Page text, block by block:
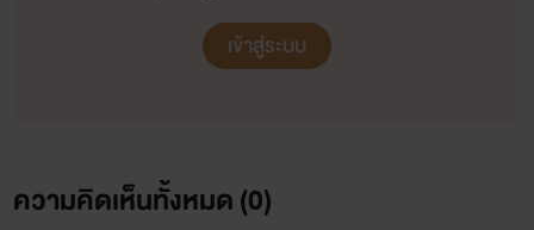
ขึ้นรูดลงอย่างเมามัน เรตะ:ระรุ่นพี่!!ผมจะอะ...ออกแล้ว...อ๊าาาา
พรวด!! ฮาโตะ:หยิบเจลมาเทใส่มือและก้นของเรตะ เรตะ:ระ...รุ่น
ไม่น่ารักฉันจะทำสัก10รอบ เรตะ:รุ่นพี่ผะ...ผมขอโทดคับ
เข้าสู่ระบบ
ความคิดเห็นทั้งหมด (0)